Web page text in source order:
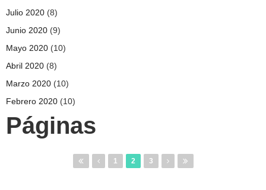
Julio 2020 (8)
Junio 2020 (9)
Mayo 2020 (10)
Abril 2020 (8)
Marzo 2020 (10)
Febrero 2020 (10)
Páginas
1 2 3